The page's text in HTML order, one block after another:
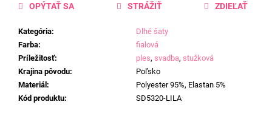
Kategória:
Dlhé šaty
Farba:
fialová
Príležitosť: ples, svadba, stužková
Krajina pôvodu:
Poľsko
Materiál:
Polyester 95%, Elastan 5%
Kód produktu: SD5320-LILA
OPÝTAŤ SA STRÁŽIŤ ZDIEĽAŤ